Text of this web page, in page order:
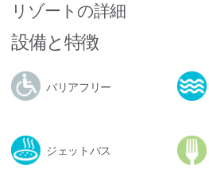
リゾートの詳細
設備と特徴
バリアフリー
ジェットバス